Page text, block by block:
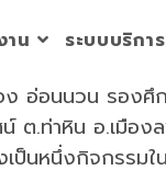
าน ระบบบริการ
อนนวน รองศึ
ต.ท่าหิน อ.เมือ
นหนึ่งกิจกรรม